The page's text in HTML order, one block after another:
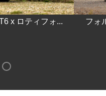
x ロティフォ... フォ